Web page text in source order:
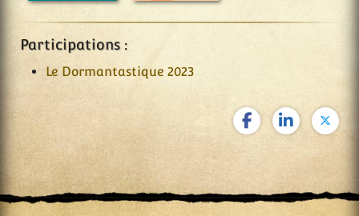
Participations :
Le Dormantastique 2023